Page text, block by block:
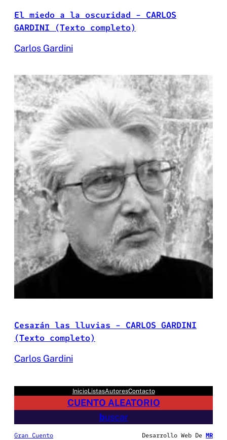
El miedo a la oscuridad – CARLOS
GARDINI (Texto completo)
Carlos Gardini
Cesarán las lluvias – CARLOS GARDINI
(Texto completo)
Carlos Gardini
InicioListasAutoresContacto
CUENTO ALEATORIO
buscar
Gran Cuento Desarrollo Web De MR